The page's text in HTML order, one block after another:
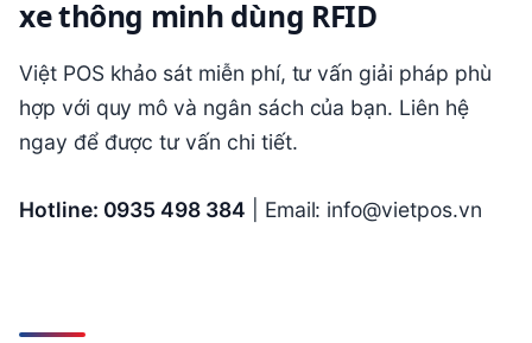
xe thông minh dùng RFID
Việt POS khảo sát miễn phí, tư vấn giải pháp phù
hợp với quy mô và ngân sách của bạn. Liên hệ
ngay để được tư vấn chi tiết.
Hotline: 0935 498 384 | Email: info@vietpos.vn